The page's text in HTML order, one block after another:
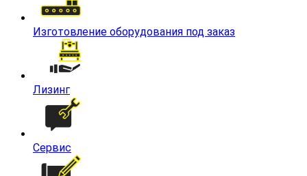
Изготовление оборудования под заказ
Лизинг
Сервис